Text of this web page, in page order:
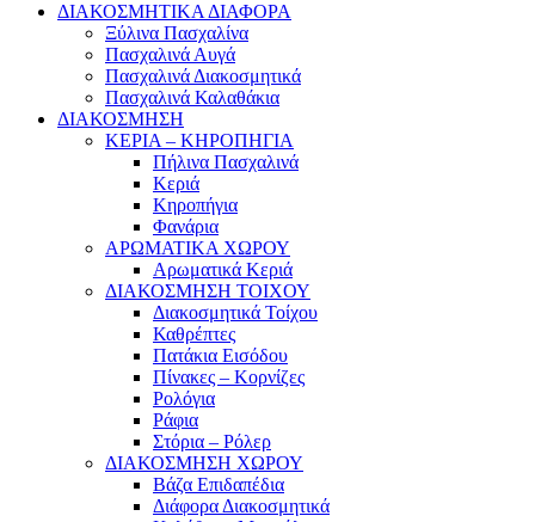
ΔΙΑΚΟΣΜΗΤΙΚΑ ΔΙΑΦΟΡΑ
Ξύλινα Πασχαλίνα
Πασχαλινά Αυγά
Πασχαλινά Διακοσμητικά
Πασχαλινά Καλαθάκια
ΔΙΑΚΟΣΜΗΣΗ
ΚΕΡΙΑ – ΚΗΡΟΠΗΓΙΑ
Πήλινα Πασχαλινά
Κεριά
Κηροπήγια
Φανάρια
ΑΡΩΜΑΤΙΚΑ ΧΩΡΟΥ
Αρωματικά Κεριά
ΔΙΑΚΟΣΜΗΣΗ ΤΟΙΧΟΥ
Διακοσμητικά Τοίχου
Καθρέπτες
Πατάκια Εισόδου
Πίνακες – Κορνίζες
Ρολόγια
Ράφια
Στόρια – Ρόλερ
ΔΙΑΚΟΣΜΗΣΗ ΧΩΡΟΥ
Βάζα Επιδαπέδια
Διάφορα Διακοσμητικά